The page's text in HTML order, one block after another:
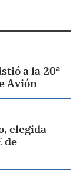
a la 20ª
Avión
elegida
de